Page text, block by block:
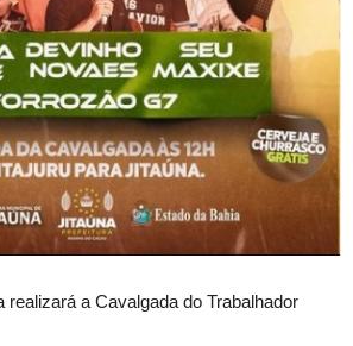
realizará a Cavalgada do Trabalhador